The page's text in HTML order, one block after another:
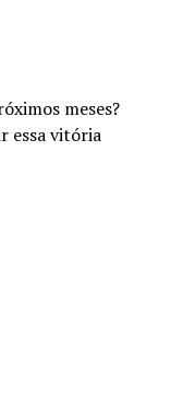
meses?
essa vitória